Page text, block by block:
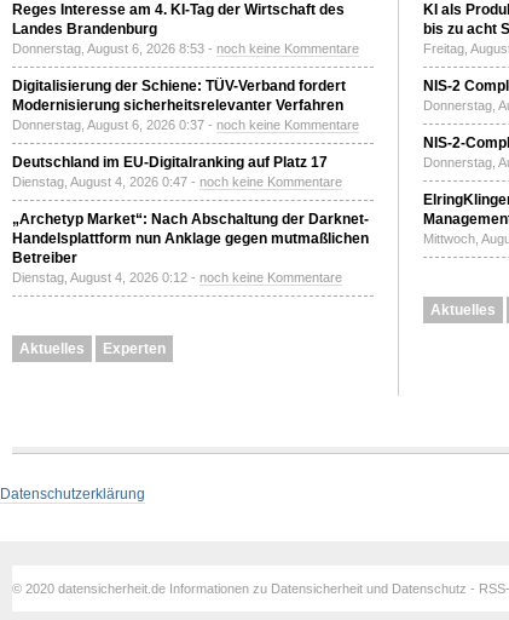
Reges Interesse am 4. KI-Tag der Wirtschaft des
Landes Brandenburg
Donnerstag, August 6, 2026 8:53 - noch keine Kommentare
Digitalisierung der Schiene: TÜV-Verband fordert
Modernisierung sicherheitsrelevanter Verfahren
Donnerstag, August 6, 2026 0:37 - noch keine Kommentare
Deutschland im EU-Digitalranking auf Platz 17
Dienstag, August 4, 2026 0:47 - noch keine Kommentare
„Archetyp Market“: Nach Abschaltung der Darknet-
Handelsplattform nun Anklage gegen mutmaßlichen
Betreiber
Dienstag, August 4, 2026 0:12 - noch keine Kommentare
Aktuelles Experten
KI als
bis zu acht
Freitag,
NIS-2
Donnerstag,
NIS-2-
Donnerstag,
Mittwoch,
Aktuelles
Datenschutzerklärung
© 2020 datensicherheit.de Informationen zu Datensicherheit und Datenschutz -